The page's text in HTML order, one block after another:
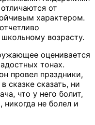
от
характером.
возрасту.
оценивается
тонах.
провел праздники,
сказке сказать, ни
что у него болит,
никогда не болел и